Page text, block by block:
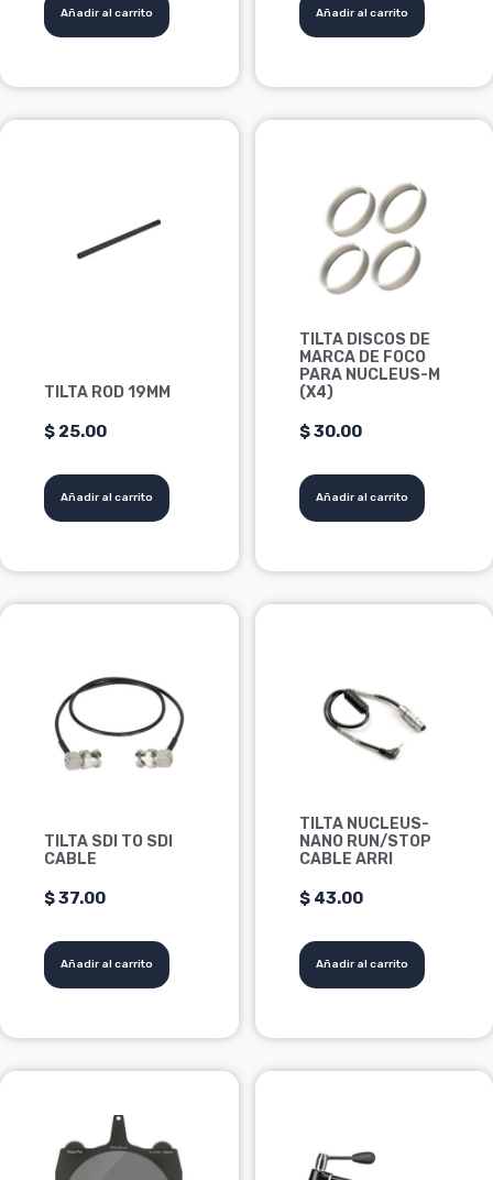
Añadir al carrito Añadir al carrito
TILTA ROD 19MM
$ 25.00
Añadir al carrito
TILTA DISCOS DE
MARCA DE FOCO
PARA NUCLEUS-M
(X4)
$30.00
Añadir al carrito
TILTA SDI TO SDI
CABLE
$37.00
Añadir al carrito
TILTA NUCLEUS-
NANO RUN/STOP
CABLE ARRI
$43.00
Añadir al carrito